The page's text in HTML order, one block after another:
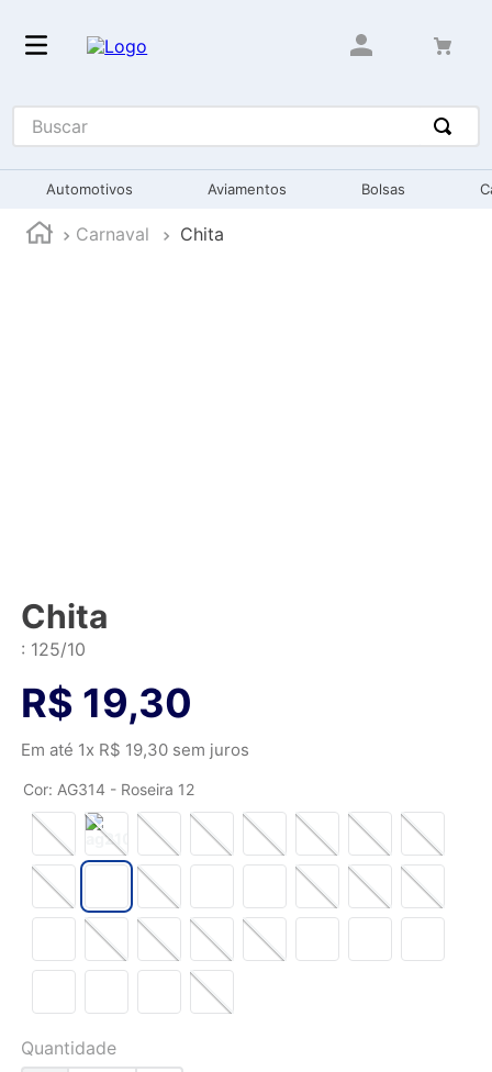
Buscar
Automotivos Aviamentos Bolsas
Carnaval Chita
Chita
: 125/10
R$ 19,30
Em até 1x R$ 19,30sem juros
Cor: AG314 - Roseira 12
Quantidade